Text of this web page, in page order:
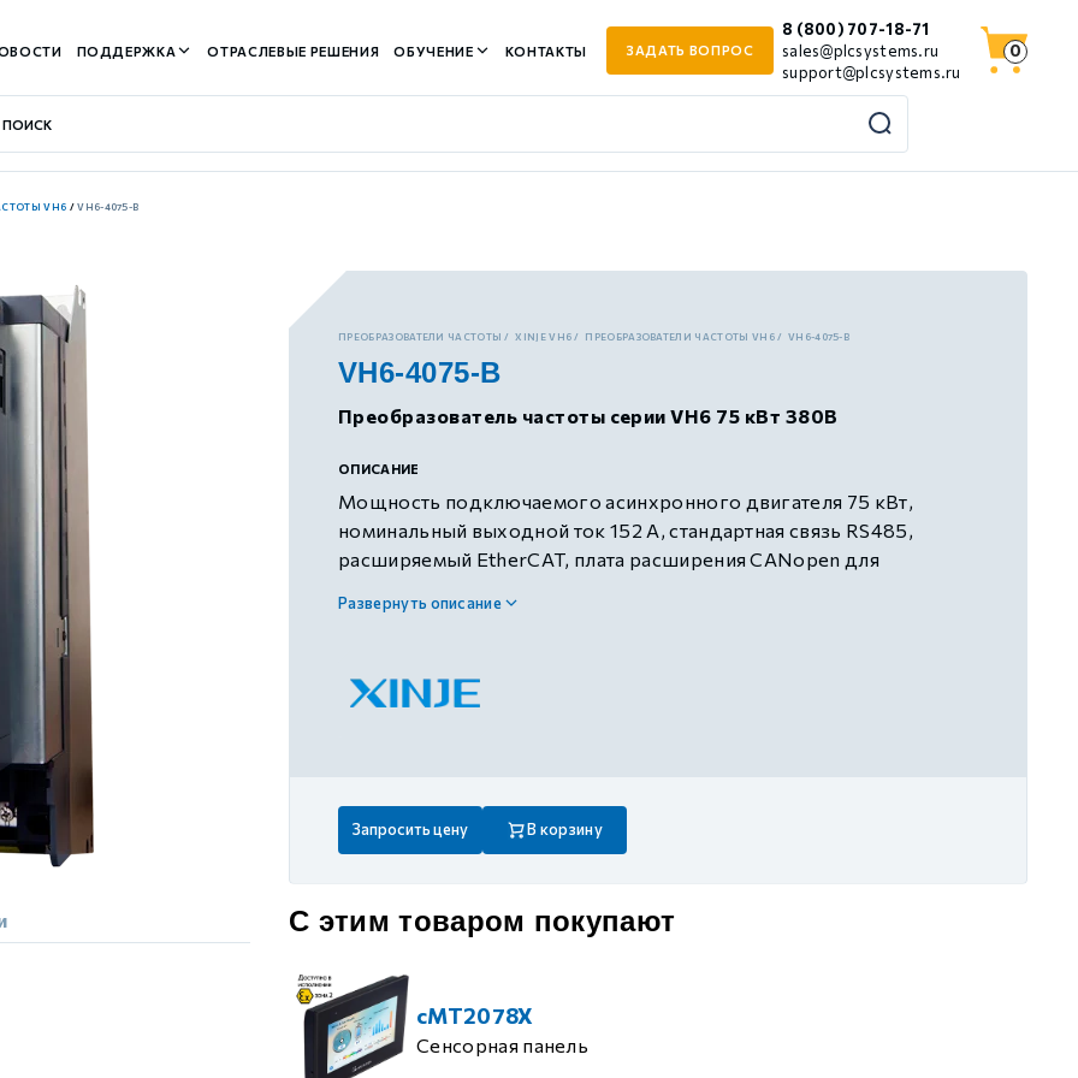
ПОДДЕРЖКА ОТРАСЛЕВЫЕ РЕШЕНИЯ ОБУЧЕНИЕ КОНТАКТЫ ЗАДАТЬ ВОПРОС
8 (800) 707-18-71
sales@plcsystems.ru
support@plcsystems.ru
0
VH6 /VH6-4075-B
ПРЕОБРАЗОВАТЕЛИ ЧАСТОТЫ XINJE VH6 ПРЕОБРАЗОВАТЕЛИ ЧАСТОТЫ VH6 VH6-4075-B
VH6-4075-B
Преобразователь частоты серии VH6 75 кВт 380В
ОПИСАНИЕ
Мощность подключаемого асинхронного двигателя 75 кВт,
номинальный выходной ток 152 А, стандартная связь RS485,
расширяемый EtherCAT, плата расширения CANopen для
RS485, 2 канала аналогового ввода, 1 канал аналогового вывода,
канал релейного вывода), встроенный EMC-фильтр, трёхфазное
питание 380В AC
Развернуть описание
Запросить цену В корзину
С этим товаром покупают
cMT2078X
Сенсорная панель
с разомкнутым контуром)
контуром)